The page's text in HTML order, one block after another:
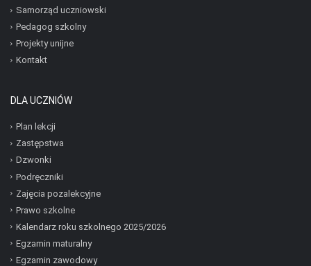
Samorząd uczniowski
Pedagog szkolny
Projekty unijne
Kontakt
DLA UCZNIÓW
Plan lekcji
Zastępstwa
Dzwonki
Podręczniki
Zajęcia pozalekcyjne
Prawo szkolne
Kalendarz roku szkolnego 2025/2026
Egzamin maturalny
Egzamin zawodowy